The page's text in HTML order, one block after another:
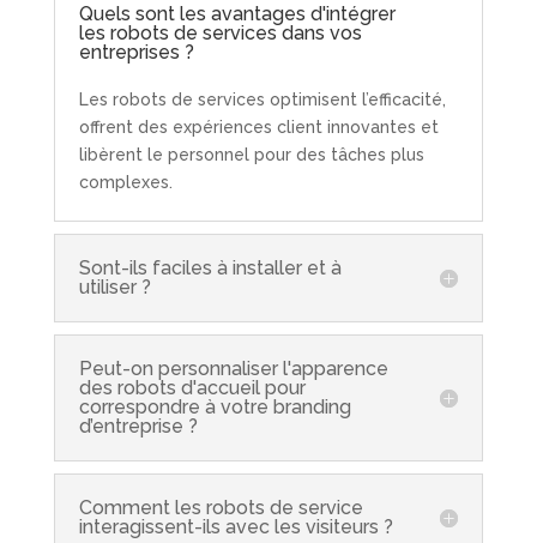
Quels sont les avantages d'intégrer
les robots de services dans vos
entreprises ?
Les robots de services optimisent l’efficacité,
offrent des expériences client innovantes et
libèrent le personnel pour des tâches plus
complexes.
Sont-ils faciles à installer et à
utiliser ?
Peut-on personnaliser l'apparence
des robots d'accueil pour
correspondre à votre branding
d’entreprise ?
Comment les robots de service
interagissent-ils avec les visiteurs ?